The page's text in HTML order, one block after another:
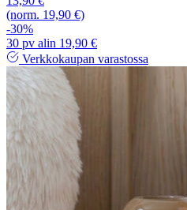
(norm. 19,90 €)
-30%
30 pv alin 19,90 €
Verkkokaupan varastossa